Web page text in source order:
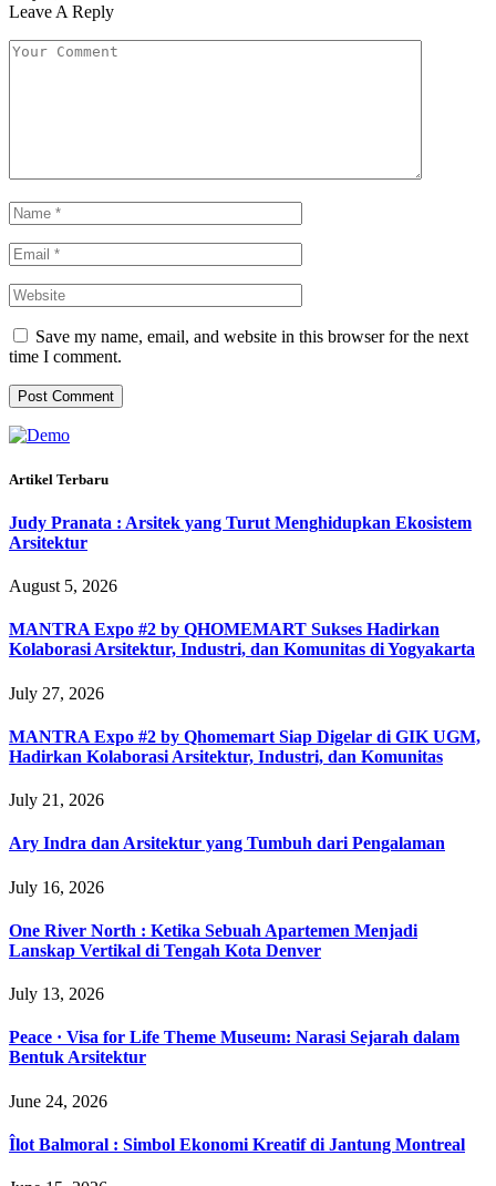
Leave A Reply
Save my name, email, and website in this browser for the next
time I comment.
Artikel Terbaru
Judy Pranata : Arsitek yang Turut Menghidupkan Ekosistem
Arsitektur
August 5, 2026
MANTRA Expo #2 by QHOMEMART Sukses Hadirkan
Kolaborasi Arsitektur, Industri, dan Komunitas di Yogyakarta
July 27, 2026
MANTRA Expo #2 by Qhomemart Siap Digelar di GIK UGM,
Hadirkan Kolaborasi Arsitektur, Industri, dan Komunitas
July 21, 2026
Ary Indra dan Arsitektur yang Tumbuh dari Pengalaman
July 16, 2026
One River North : Ketika Sebuah Apartemen Menjadi
Lanskap Vertikal di Tengah Kota Denver
July 13, 2026
Peace · Visa for Life Theme Museum: Narasi Sejarah dalam
Bentuk Arsitektur
June 24, 2026
Îlot Balmoral : Simbol Ekonomi Kreatif di Jantung Montreal